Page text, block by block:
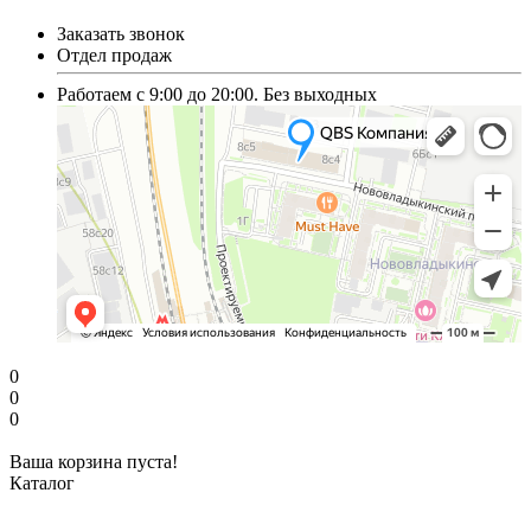
Заказать звонок
Отдел продаж
Работаем с 9:00 до 20:00. Без выходных
0
0
0
Ваша корзина пуста!
Каталог